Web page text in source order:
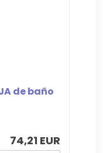
de baño
74,21 EUR